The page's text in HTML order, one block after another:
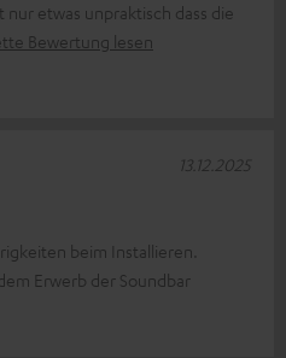
etwas unpraktisch dass die
Bewertung lesen
beim Installieren.
Erwerb der Soundbar
13.12.2025